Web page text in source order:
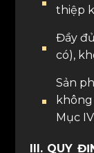
thiệp
Đầy
có),
Sản
Mục
III. QUY